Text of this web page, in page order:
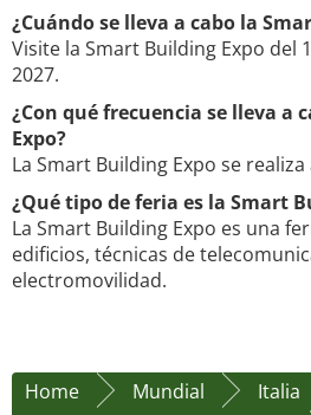
¿Cuándo se lleva a cabo la
Visite la Smart Building Expo del
2027.
¿Con qué frecuencia se lleva a
Expo?
La Smart Building Expo se
¿Qué tipo de feria es la Smart
La Smart Building Expo es una
edificios, técnicas de
electromovilidad.
Home Mundial
Italia